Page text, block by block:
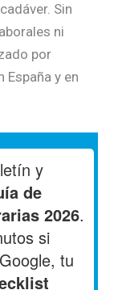
Sin
ni
por
y en